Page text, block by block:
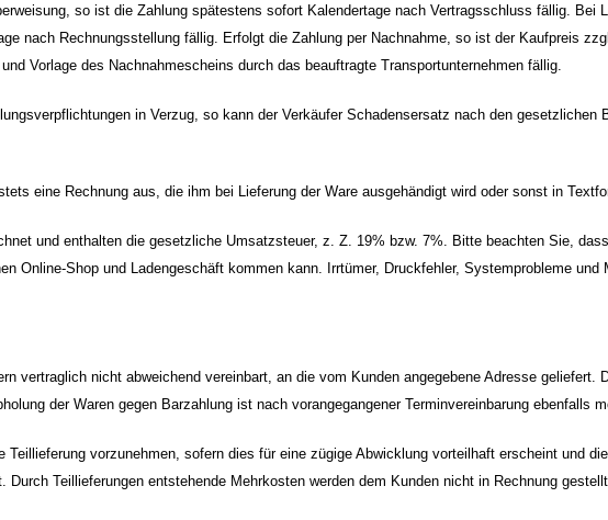
so ist die Zahlung spätestens sofort Kalendertage nach Vertragsschluss fällig. Bei
nach Rechnungsstellung fällig. Erfolgt die Zahlung per Nachnahme, so ist der Kaufpreis
Vorlage des Nachnahmescheins durch das beauftragte Transportunternehmen fällig.
in Verzug, so kann der Verkäufer Schadensersatz nach den gesetzlichen
eine Rechnung aus, die ihm bei Lieferung der Ware ausgehändigt wird oder sonst in
und enthalten die gesetzliche Umsatzsteuer, z. Z. 19% bzw. 7%. Bitte beachten Sie,
Online-Shop und Ladengeschäft kommen kann. Irrtümer, Druckfehler, Systemprobleme und
vertraglich nicht abweichend vereinbart, an die vom Kunden angegebene Adresse geliefert.
der Waren gegen Barzahlung ist nach vorangegangener Terminvereinbarung ebenfalls
Teillieferung vorzunehmen, sofern dies für eine zügige Abwicklung vorteilhaft erscheint und
Teillieferungen entstehende Mehrkosten werden dem Kunden nicht in Rechnung gestellt.